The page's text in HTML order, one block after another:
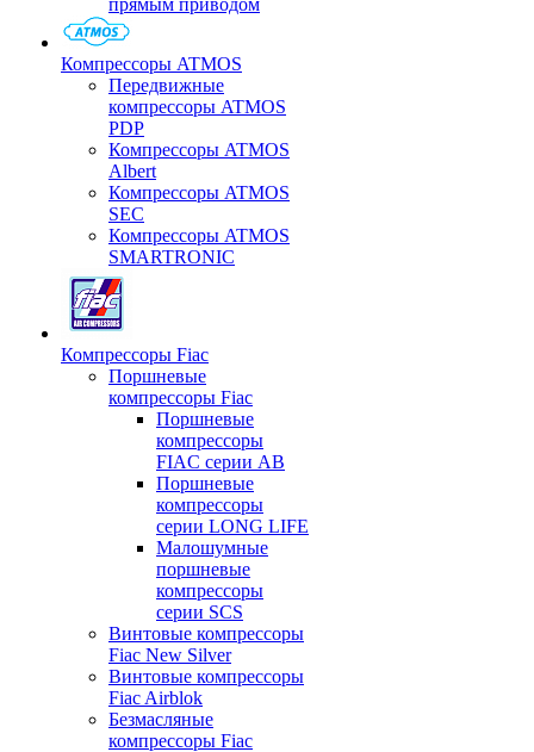
прямым приводом
Компрессоры ATMOS
Передвижные
компрессоры ATMOS
PDP
Компрессоры ATMOS
Albert
Компрессоры ATMOS
SEC
Компрессоры ATMOS
SMARTRONIC
Компрессоры Fiac
Поршневые
компрессоры Fiac
Поршневые
компрессоры
FIAC серии AB
Поршневые
компрессоры
серии LONG LIFE
Малошумные
поршневые
компрессоры
серии SCS
Винтовые компрессоры
Fiac New Silver
Винтовые компрессоры
Fiac Airblok
Безмасляные
компрессоры Fiac